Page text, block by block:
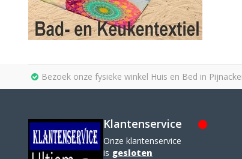
Bezoek onze fysieke winkel Huis en Bed in
Klantenservice
Onze klantenservice
is gesloten